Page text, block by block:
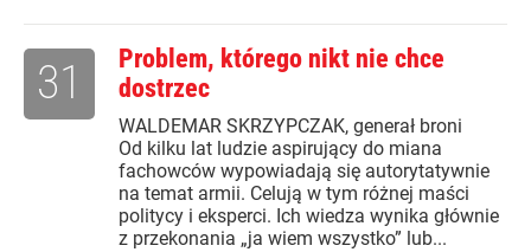
Problem, którego nikt nie chce
dostrzec
WALDEMAR SKRZYPCZAK, generał broni
Od kilku lat ludzie aspirujący do miana
fachowców wypowiadają się autorytatywnie
na temat armii. Celują w tym różnej maści
politycy i eksperci. Ich wiedza wynika głównie
z przekonania „ja wiem wszystko” lub...
31